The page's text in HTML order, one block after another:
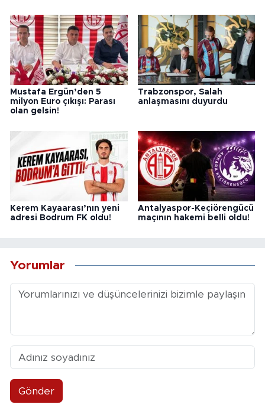
Mustafa Ergün’den 5
milyon Euro çıkışı: Parası
olan gelsin!
Trabzonspor, Salah
anlaşmasını duyurdu
Kerem Kayaarası’nın yeni
adresi Bodrum FK oldu!
Antalyaspor-Keçiörengücü
maçının hakemi belli oldu!
Yorumlar
Gönder